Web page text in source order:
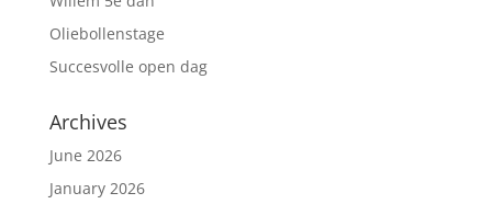
Oliebollenstage
Succesvolle open dag
Archives
June 2026
January 2026